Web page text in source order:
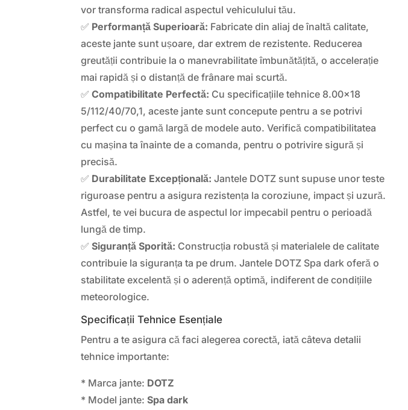
vor transforma radical aspectul vehiculului tău.
✅ Performanță Superioară: Fabricate din aliaj de înaltă calitate,
aceste jante sunt ușoare, dar extrem de rezistente. Reducerea
greutății contribuie la o manevrabilitate îmbunătățită, o accelerație
mai rapidă și o distanță de frânare mai scurtă.
✅Compatibilitate Perfectă: Cu specificațiile tehnice 8.00×18
5/112/40/70,1, aceste jante sunt concepute pentru a se potrivi
perfect cu o gamă largă de modele auto. Verifică compatibilitatea
cu mașina ta înainte de a comanda, pentru o potrivire sigură și
precisă.
✅ Durabilitate Excepțională: Jantele DOTZ sunt supuse unor teste
riguroase pentru a asigura rezistența la coroziune, impact și uzură.
Astfel, te vei bucura de aspectul lor impecabil pentru o perioadă
lungă de timp.
✅Siguranță Sporită: Construcția robustă și materialele de calitate
contribuie la siguranța ta pe drum. Jantele DOTZ Spa dark oferă o
stabilitate excelentă și o aderență optimă, indiferent de condițiile
meteorologice.
Specificații Tehnice Esențiale
Pentru a te asigura că faci alegerea corectă, iată câteva detalii
tehnice importante:
* Marca jante: DOTZ
* Model jante:Spa dark